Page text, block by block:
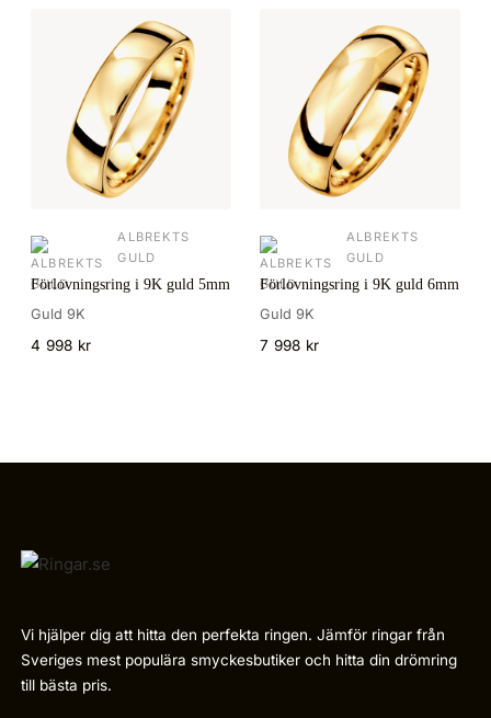
ALBREKTS
GULD
Förlovningsring i 9K guld 5mm
Guld 9K
4 998 kr
ALBREKTS
GULD
Förlovningsring i 9K guld 6mm
Guld 9K
7 998 kr
Vi hjälper dig att hitta den perfekta ringen. Jämför ringar från
Sveriges mest populära smyckesbutiker och hitta din drömring
till bästa pris.